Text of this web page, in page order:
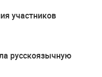
участников
русскоязычную